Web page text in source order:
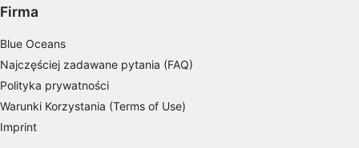
Firma
Blue Oceans
Najczęściej zadawane pytania (FAQ)
Polityka prywatności
Warunki Korzystania (Terms of Use)
Imprint
spersonalizowanych treści
Pomiar efektywności reklam
Rozumienie odbiorców dzięki statystyce lub
kombinacji danych z różnych źródeł